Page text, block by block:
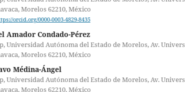
Morelos 62210, México
orcid.org/0000-0003-4829-8435
Amador Condado-Pérez
Universidad Autónoma del Estado de Morelos, Av.
Morelos 62210, México
Médina-Ángel
Universidad Autónoma del Estado de Morelos, Av.
Morelos 62210, México